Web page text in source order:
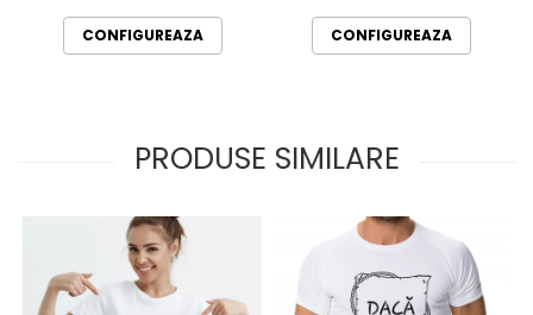
CONFIGUREAZA CONFIGUREAZA
PRODUSE SIMILARE